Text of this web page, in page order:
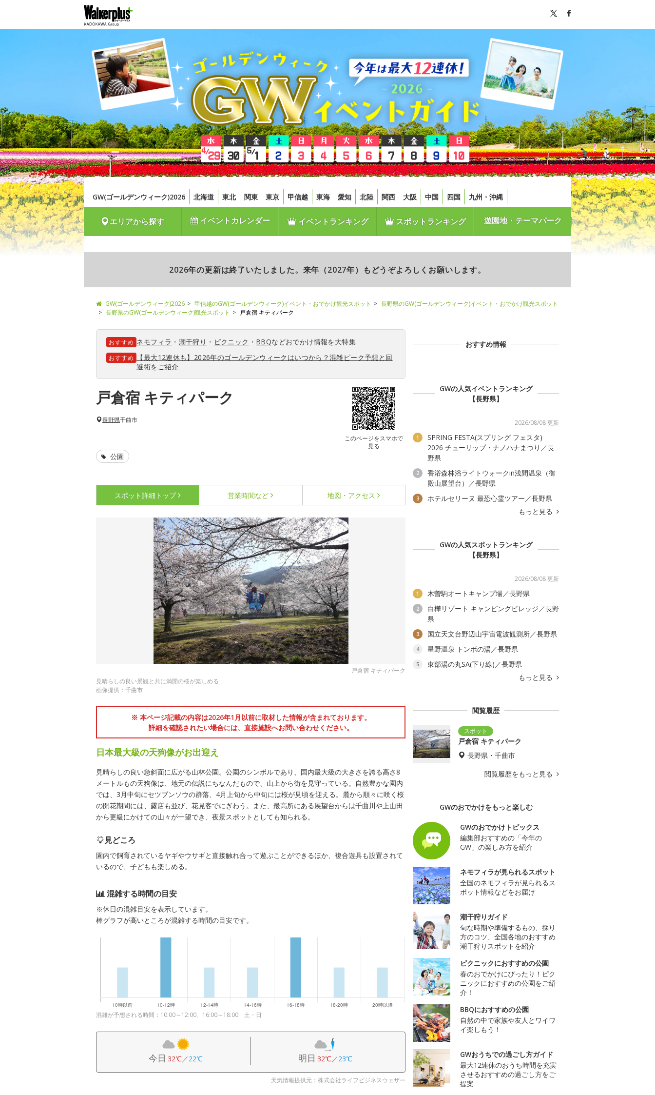
GW(ゴールデンウィーク)2026 北海道 東北 関東 東京 甲信越 東海 愛知 北陸 関西 大阪 中国 四国 九州・沖縄
エリアから探す イベントカレンダー イベントランキング スポットランキング 遊園地・テーマパーク
2026年の更新は終了いたしました。来年（2027年）もどうぞよろしくお願いします。
GW(ゴールデンウィーク)2026 甲信越のGW(ゴールデンウィーク)イベント・おでかけ観光スポット
長野県のGW(ゴールデンウィーク)イベント・おでかけ観光スポット
長野県のGW(ゴールデンウィーク)観光スポット
戸倉宿 キティパーク
おすすめ ネモフィラ ・ 潮干狩り ・ ピクニック ・ BBQなどおでかけ情報を大特集
おすすめ
【最大12連休も】2026年のゴールデンウィークはいつから？混雑ピーク予想と回
避術をご紹介
戸倉宿 キティパーク
このページをスマホで
見る
長野県千曲市
公園
スポット詳細 トップ 営業時間など 地図・アクセス
戸倉宿 キティパーク
見晴らしの良い景観と共に満開の桜が楽しめる
画像提供：千曲市
※ 本ページ記載の内容は2026年1月以前に取材した情報が含まれております。
詳細を確認されたい場合には、直接施設へお問い合わせください。
日本最大級の天狗像がお出迎え
見晴らしの良い急斜面に広がる山林公園。公園のシンボルであり、国内最大級の大きさを誇る高さ8
メートルもの天狗像は、地元の伝説にちなんだもので、山上から街を見守っている。自然豊かな園内
では、3月中旬にセツブンソウの群落、4月上旬から中旬には桜が見頃を迎える。麓から順々に咲く桜
の開花期間には、露店も並び、花見客でにぎわう。また、最高所にある展望台からは千曲川や上山田
から更級にかけての山々が一望でき、夜景スポットとしても知られる。
見どころ
園内で飼育されているヤギやウサギと直接触れ合って遊ぶことができるほか、複合遊具も設置されて
いるので、子どもも楽しめる。
混雑する時間の目安
※休日の混雑目安を表示しています。
棒グラフが高いところが混雑する時間の目安です。
混雑が予想される時間：10:00～12:00、16:00～18:00 土・日
今日 32℃／22℃ 明日 32℃／23℃
天気情報提供元：株式会社ライフビジネスウェザー
おすすめ情報
GWの人気イベントランキング
【長野県】
2026/08/08 更新
1
SPRING FESTA(スプリング フェスタ)
2026 チューリップ・ナノハナまつり／長
野県
2
香浴森林浴ライトウォークin浅間温泉（御
殿山展望台）／長野県
3
ホテルセリーヌ 最恐心霊ツアー／長野県
もっと見る
GWの人気スポットランキング
【長野県】
2026/08/08 更新
1 木曽駒オートキャンプ場／長野県
2
白樺リゾート キャンピングビレッジ／長野
県
3 国立天文台野辺山宇宙電波観測所／長野県
4 星野温泉 トンボの湯／長野県
5
東部湯の丸SA(下り線)／長野県
もっと見る
閲覧履歴
戸倉宿 キティパーク
長野県・千曲市
閲覧履歴をもっと見る
GWのおでかけをもっと楽しむ
GWのおでかけトピックス
編集部おすすめの「今年の
GW」の楽しみ方を紹介
ネモフィラが見られるスポット
全国のネモフィラが見られるス
ポット情報などをお届け
潮干狩りガイド
旬な時期や準備するもの、採り
方のコツ、全国各地のおすすめ
潮干狩りスポットを紹介
ピクニックにおすすめの公園
春のおでかけにぴったり！ピク
ニックにおすすめの公園をご紹
介！
BBQにおすすめの公園
自然の中で家族や友人とワイワ
イ楽しもう！
GWおうちでの過ごし方ガイド
最大12連休のおうち時間を充実
させるおすすめの過ごし方をご
提案